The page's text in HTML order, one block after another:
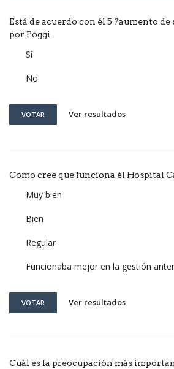
Está de acuerdo con él 5 ?aumento
por Poggi
Si
No
VOTAR Ver resultados
Como cree que funciona él Hospital
Muy bien
Bien
Regular
Funcionaba mejor en la gestión
VOTAR Ver resultados
Cuál es la preocupación más